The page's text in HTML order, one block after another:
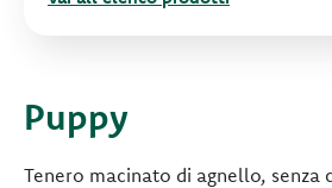
Puppy
Tenero macinato di agnello, senza